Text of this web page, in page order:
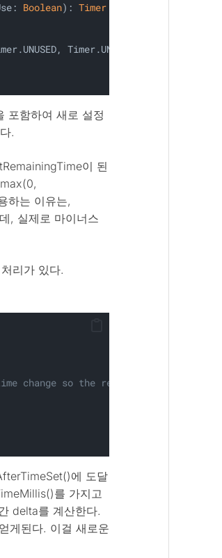
Boolean): Timer
Timer.UNUSED, length,
포함하여 새로 설정
.
이 된
하는 이유는,
, 실제로 마이너스
리가 있다.
change so the reboot
에 도달
를 가지고
delta를 계산한다.
게된다. 이걸 새로운